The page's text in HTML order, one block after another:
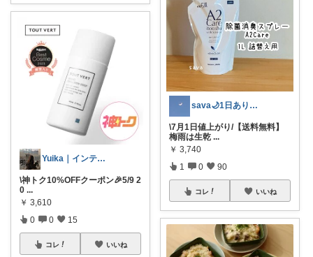
Yuika｜インテリア雑貨🫧
\神トク10%OFFクーポン🎉5/9 2
0 ...
￥ 3,610
0 0 15
コレ いいね
sava🌙1日ありがと🥰
\7月1日値上がり/【送料無料】
梅雨は生乾 ...
￥ 3,740
1 0 90
コレ いいね